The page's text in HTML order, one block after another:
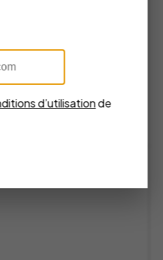
d’utilisationde